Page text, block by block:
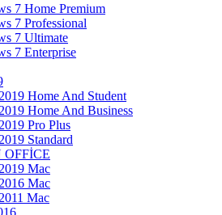
7 Home Premium
7 Professional
7 Ultimate
7 Enterprise
Home And Student
Home And Business
Pro Plus
Standard
Mac
Mac
Mac